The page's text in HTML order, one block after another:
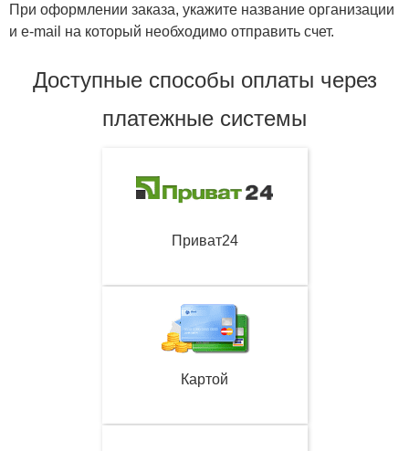
При оформлении заказа, укажите название организации
и e-mail на который необходимо отправить счет.
Доступные способы оплаты через
платежные системы
Приват24
Картой